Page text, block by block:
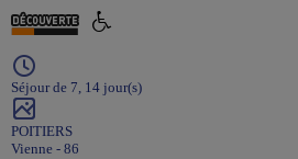
Séjour de 7, 14 jour(s)
POITIERS
Vienne - 86